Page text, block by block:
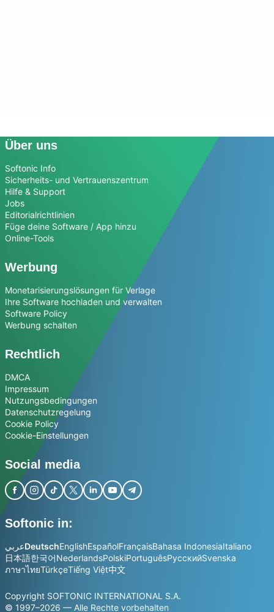
Über uns
Softonic Info
Sicherheits- und Vertrauenszentrum
Hilfe & Support
Jobs
Editorialrichtlinien
Füge deine Software / App hinzu
Online-Tools
Werbung
Monetarisierungslösungen für Verlage
Ihre Software hochladen und verwalten
Software Policy
Werbung schalten
Rechtlich
DMCA
Impressum
Nutzungsbedingungen
Datenschutzregelung
Cookie Policy
Cookie-Einstellungen
Social media
Softonic in:
عربيDeutschEnglishEspañolFrançaisBahasa IndonesiaItaliano
日本語한국어NederlandsPolskiPortuguêsРусскийSvenska
ภาษาไทยTürkçeTiếng Việt中文
Copyright SOFTONIC INTERNATIONAL S.A.
© 1997–2026 — Alle Rechte vorbehalten